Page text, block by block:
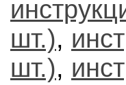
шт.),
шт.),